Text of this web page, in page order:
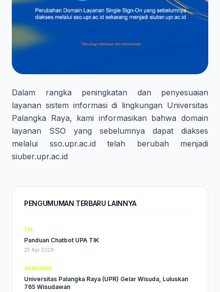
Dalam rangka peningkatan dan penyesuaian
layanan sistem informasi di lingkungan Universitas
Palangka Raya, kami informasikan bahwa domain
layanan SSO yang sebelumnya dapat diakses
melalui sso.upr.ac.id telah berubah menjadi
siuber.upr.ac.id
PENGUMUMAN TERBARU LAINNYA
TIK
Panduan Chatbot UPA TIK
25 Apr 2026
AKADEMIK
Universitas Palangka Raya (UPR) Gelar Wisuda, Luluskan
765 Wisudawan